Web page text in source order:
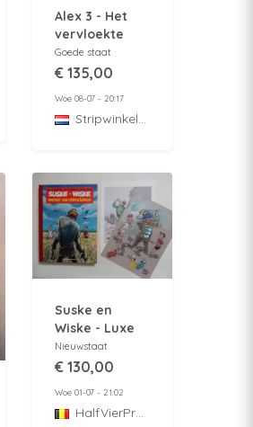
Alex 3 - Het
vervloekte
eiland -
Lombard
rode rug -
oranje gele
1957
Goede staat
€ 135,00
Woe 08-07 - 20:17
StripwinkelBarabas
Suske en
Wiske - Luxe
grootformaat
hommage
Vincent van
Grroaâargh! -
Nieuwstaat
€ 130,00
Woe 01-07 - 21:02
HalfVierProduction